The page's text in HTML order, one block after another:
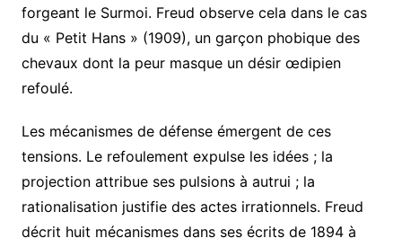
forgeant le Surmoi. Freud observe cela dans le cas
du « Petit Hans » (1909), un garçon phobique des
chevaux dont la peur masque un désir œdipien
refoulé.
Les mécanismes de défense émergent de ces
tensions. Le refoulement expulse les idées ; la
projection attribue ses pulsions à autrui ; la
rationalisation justifie des actes irrationnels. Freud
décrit huit mécanismes dans ses écrits de 1894 à